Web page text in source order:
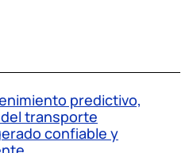
predictivo,
transporte
confiable y